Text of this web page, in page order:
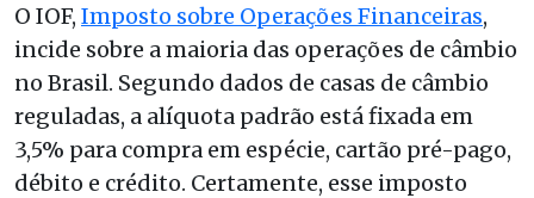
O IOF, Imposto sobre Operações Financeiras,
incide sobre a maioria das operações de câmbio
no Brasil. Segundo dados de casas de câmbio
reguladas, a alíquota padrão está fixada em
3,5% para compra em espécie, cartão pré-pago,
débito e crédito. Certamente, esse imposto